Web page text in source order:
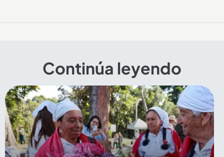
Continúa leyendo